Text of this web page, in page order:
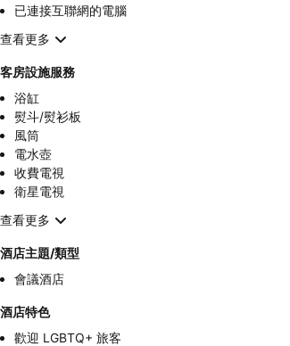
已連接互聯網的電腦
查看更多
客房設施服務
浴缸
熨斗/熨衫板
風筒
電水壺
收費電視
衛星電視
查看更多
酒店主題/類型
會議酒店
酒店特色
歡迎 LGBTQ+ 旅客